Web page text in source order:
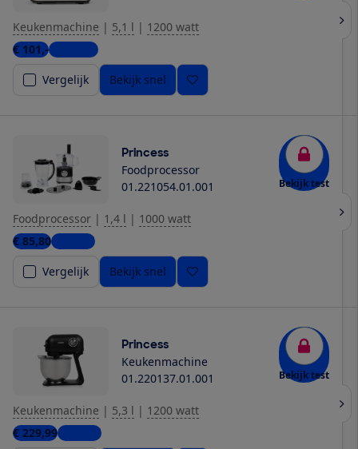
Keukenmachine | 5,1 l | 1200 watt
€ 101,-4 winkels
Vergelijk
Bekijk snel
Princess
Foodprocessor
01.221054.01.001
Bekijk test
Foodprocessor | 1,4 l | 1000 watt
€ 85,801 winkel
Vergelijk
Bekijk snel
Princess
Keukenmachine
01.220137.01.001
Bekijk test
Keukenmachine | 5,3 l | 1200 watt
€ 229,991 winkel